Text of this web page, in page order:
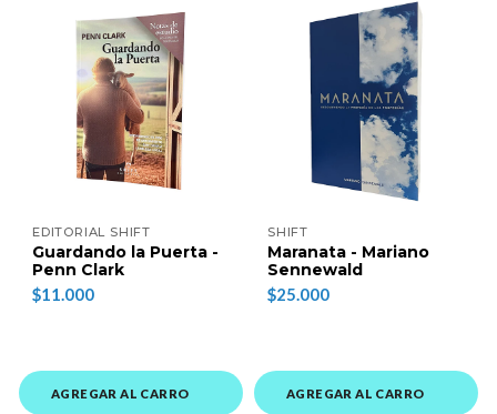
EDITORIAL SHIFT
Guardando la Puerta -
Penn Clark
$11.000
AGREGAR AL CARRO
SHIFT
Maranata - Mariano
Sennewald
$25.000
AGREGAR AL CARRO